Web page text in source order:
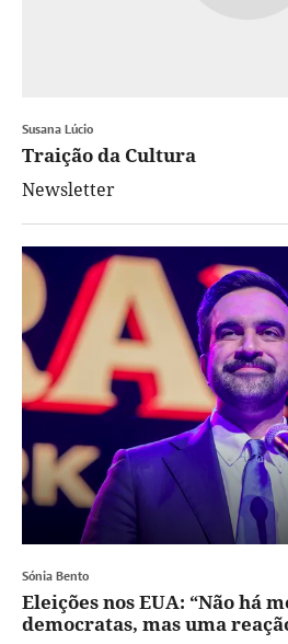
Susana Lúcio
Traição da Cultura
Newsletter
Sónia Bento
Eleições nos EUA: “Não há
democratas, mas uma